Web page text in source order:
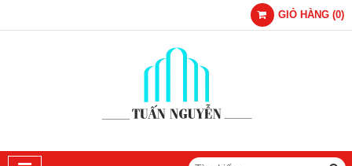
GIỎ HÀNG (0)